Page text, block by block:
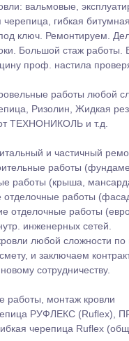
вальмовые,
черепица, гибкая
ключ. Ремонтируем.
Большой стаж
проф. настила
работы любой
Ризолин, Жидкая
ТЕХНОНИКОЛЬ и т.д.
и частичный
работы
работы (крыша,
работы
отделочные работы
инженерных сетей.
любой сложности
и заключаем
сотрудничеству.
работы, монтаж кровли
РУФЛЕКС (Ruflex),
черепица Ruflex